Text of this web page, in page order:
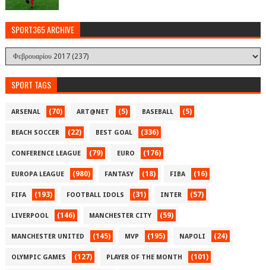
SPORT365 ARCHIVE
SPORT TAGS
ARSENAL (70) ART@NET (5) BASEBALL (5)
BEACH SOCCER (22) BEST GOAL (336)
CONFERENCE LEAGUE (79) EURO (176)
EUROPA LEAGUE (980) FANTASY (18) FIBA (16)
FIFA (193) FOOTBALL IDOLS (31) INTER (57)
LIVERPOOL (146) MANCHESTER CITY (59)
MANCHESTER UNITED (145) MVP (195) NAPOLI (24)
OLYMPIC GAMES (127) PLAYER OF THE MONTH (101)